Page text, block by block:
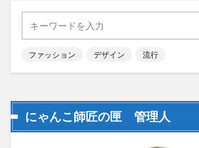
ファッション デザイン 流行
にゃんこ師匠の匣 管理人